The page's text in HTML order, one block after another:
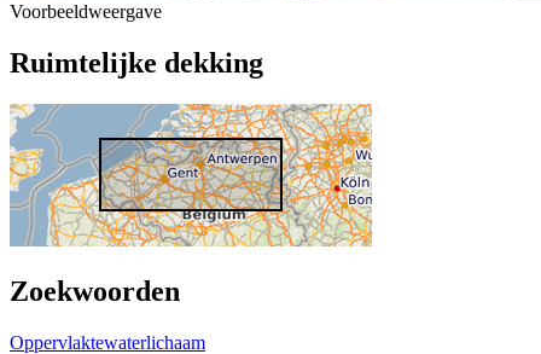
Voorbeeldweergave
Ruimtelijke dekking
Zoekwoorden
Oppervlaktewaterlichaam